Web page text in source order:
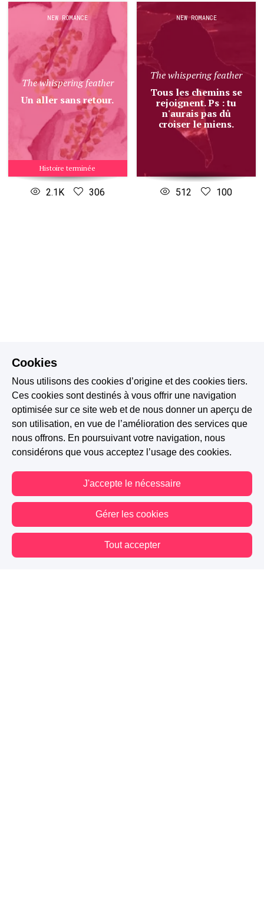
NEW ROMANCE
The whispering feather
Un aller sans retour.
Histoire terminée
2.1K 306
NEW ROMANCE
The whispering feather
Tous les chemins se
rejoignent. Ps : tu
n'aurais pas dû
croiser le miens.
512 100
Cookies
Nous utilisons des cookies d’origine et des cookies tiers.
Ces cookies sont destinés à vous offrir une navigation
optimisée sur ce site web et de nous donner un aperçu de
son utilisation, en vue de l’amélioration des services que
nous offrons. En poursuivant votre navigation, nous
considérons que vous acceptez l’usage des cookies.
J'accepte le nécessaire
Gérer les cookies
Tout accepter